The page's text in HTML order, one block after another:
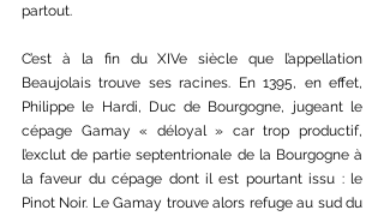
partout.
C’est à la fin du XIVe siècle que l’appellation
Beaujolais trouve ses racines. En 1395, en effet,
Philippe le Hardi, Duc de Bourgogne, jugeant le
cépage Gamay « déloyal » car trop productif,
l’exclut de partie septentrionale de la Bourgogne à
la faveur du cépage dont il est pourtant issu : le
Pinot Noir. Le Gamay trouve alors refuge au sud du